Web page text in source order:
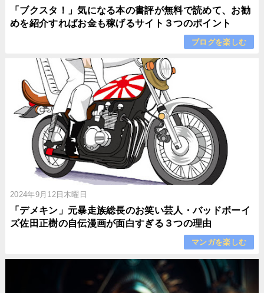
「ブクスタ！」気になる本の書評が無料で読めて、お勧
めを紹介すればお金も稼げるサイト３つのポイント
ブログを楽しむ
2024年9月12日木曜日
「デメキン」元暴走族総長のお笑い芸人・バッドボーイ
ズ佐田正樹の自伝漫画が面白すぎる３つの理由
マンガを楽しむ